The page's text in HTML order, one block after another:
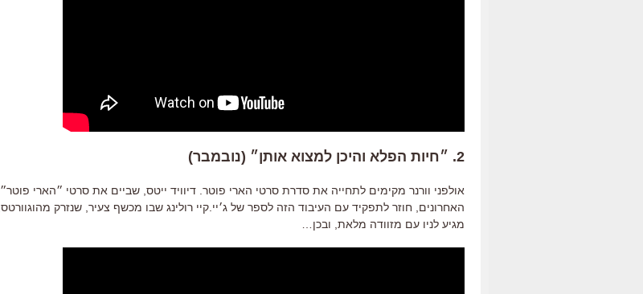
2. ״חיות הפלא והיכן למצוא אותן״ (נובמבר)
אולפני וורנר מקימים לתחייה את סדרת סרטי הארי פוטר. דיוויד ייטס, שביים את סרטי ״הארי פוטר״
האחרונים, חוזר לתפקיד עם העיבוד הזה לספר של ג׳יי.קיי רולינג שבו מכשף צעיר, שנזרק מהוגוורטס,
מגיע לניו עם מזוודה מלאת, ובכן…